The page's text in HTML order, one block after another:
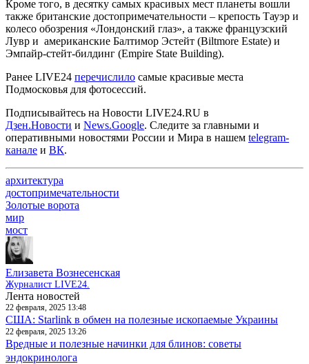
Кроме того, в десятку самых красивых мест планеты вошли
также британские достопримечательности – крепость Тауэр и
колесо обозрения «Лондонский глаз», а также французский
Лувр и американские Балтимор Эстейт (Biltmore Estate) и
Эмпайр-стейт-билдинг (Empire State Building).
Ранее LIVE24 перечислило самые красивые места
Подмосковья для фотосессий.
Подписывайтесь на Новости LIVE24.RU в
Дзен.Новости и News.Google. Следите за главными и
оперативными новостями России и Мира в нашем telegram-
канале и ВК.
архитектура
достопримечательности
Золотые ворота
мир
мост
Елизавета Вознесенская
Журналист LIVE24.
Лента новостей
22 февраля, 2025 13:48
США: Starlink в обмен на полезные ископаемые Украины
22 февраля, 2025 13:26
Вредные и полезные начинки для блинов: советы
эндокринолога